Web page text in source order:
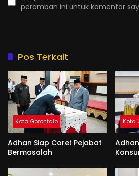
peramban ini untuk komentar
Pos Terkait
Kota Gorontalo
Adhan Siap Coret Pejabat
Bermasalah
Kota